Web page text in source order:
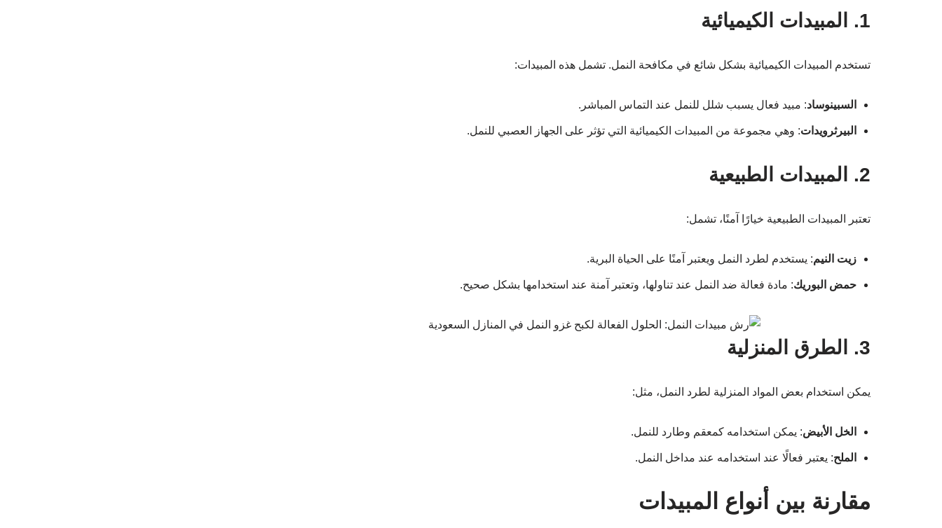
1. المبيدات الكيميائية
تستخدم المبيدات الكيميائية بشكل شائع في مكافحة النمل. تشمل هذه المبيدات:
السبينوساد: مبيد فعال يسبب شلل للنمل عند التماس المباشر.
البيرثرويدات: وهي مجموعة من المبيدات الكيميائية التي تؤثر على الجهاز العصبي للنمل.
2. المبيدات الطبيعية
تعتبر المبيدات الطبيعية خيارًا آمنًا، تشمل:
زيت النيم: يستخدم لطرد النمل ويعتبر آمنًا على الحياة البرية.
حمض البوريك: مادة فعالة ضد النمل عند تناولها، وتعتبر آمنة عند استخدامها بشكل صحيح.
3. الطرق المنزلية
يمكن استخدام بعض المواد المنزلية لطرد النمل، مثل:
الخل الأبيض: يمكن استخدامه كمعقم وطارد للنمل.
الملح: يعتبر فعالًا عند استخدامه عند مداخل النمل.
مقارنة بين أنواع المبيدات